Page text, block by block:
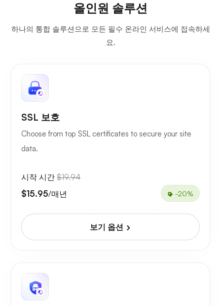
올인원 솔루션
하나의 통합 솔루션으로 모든 필수 온라인 서비스에 접속하세
요.
SSL 보호
Choose from top SSL certificates to secure your site
data.
시작 시간 $19.94
$15.95/매년 -20%
보기 옵션